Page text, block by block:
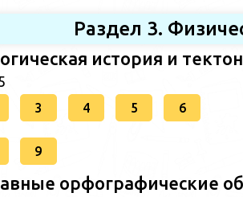
Раздел 3.
история и
3 4 5 6
9
орфографические